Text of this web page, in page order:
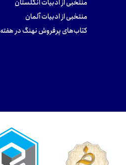
منتخبی از ادبیات انگلستان
منتخبی از ادبیات آلمان
کتاب‌های پرفروش نهنگ در